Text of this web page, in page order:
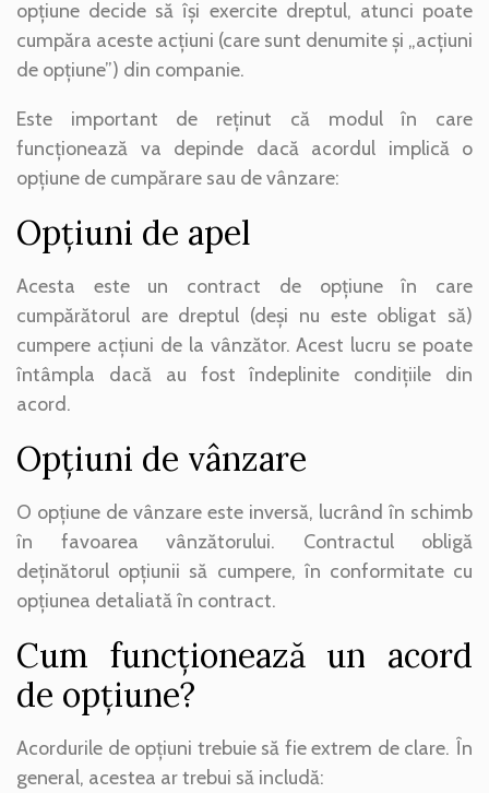
opțiune decide să își exercite dreptul, atunci poate
cumpăra aceste acțiuni (care sunt denumite și „acțiuni
de opțiune”) din companie.
Este important de reținut că modul în care
funcționează va depinde dacă acordul implică o
opțiune de cumpărare sau de vânzare:
Opțiuni de apel
Acesta este un contract de opțiune în care
cumpărătorul are dreptul (deși nu este obligat să)
cumpere acțiuni de la vânzător. Acest lucru se poate
întâmpla dacă au fost îndeplinite condițiile din
acord.
Opțiuni de vânzare
O opțiune de vânzare este inversă, lucrând în schimb
în favoarea vânzătorului. Contractul obligă
deținătorul opțiunii să cumpere, în conformitate cu
opțiunea detaliată în contract.
Cum funcționează un acord
de opțiune?
Acordurile de opțiuni trebuie să fie extrem de clare. În
general, acestea ar trebui să includă: